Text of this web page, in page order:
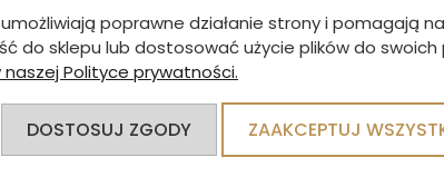
Kontakt
poprawne działanie strony i
do sklepu lub dostosować użycie plików do
Polityce prywatności.
DOSTOSUJ ZGODY ZAAKCEPTUJ